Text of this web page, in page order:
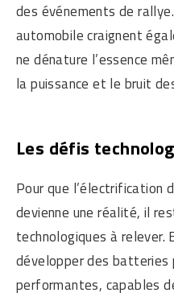
des événements de
automobile craignent
ne dénature l’essence
la puissance et le bruit
Les défis
Pour que l’électrification
devienne une réalité, il
technologiques à
développer des batteries
performantes, capables